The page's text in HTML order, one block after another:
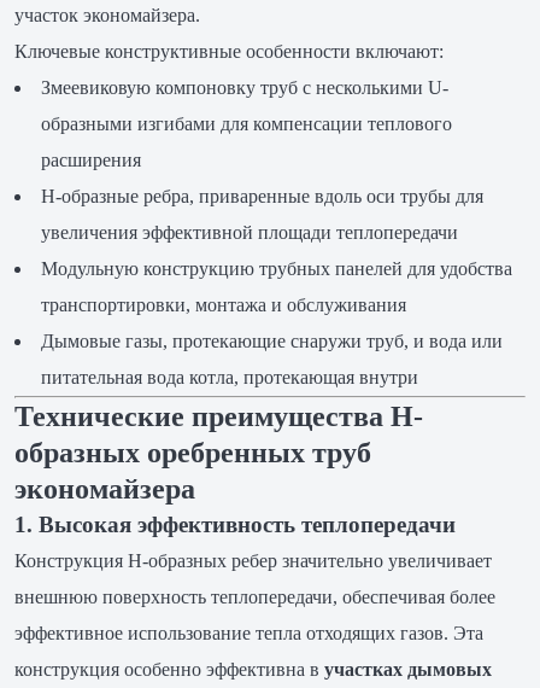
участок экономайзера.
Ключевые конструктивные особенности включают:
Змеевиковую компоновку труб с несколькими U-
образными изгибами для компенсации теплового
расширения
H-образные ребра, приваренные вдоль оси трубы для
увеличения эффективной площади теплопередачи
Модульную конструкцию трубных панелей для удобства
транспортировки, монтажа и обслуживания
Дымовые газы, протекающие снаружи труб, и вода или
питательная вода котла, протекающая внутри
Технические преимущества H-
образных оребренных труб
экономайзера
1. Высокая эффективность теплопередачи
Конструкция H-образных ребер значительно увеличивает
внешнюю поверхность теплопередачи, обеспечивая более
эффективное использование тепла отходящих газов. Эта
конструкция особенно эффективна в участках дымовых